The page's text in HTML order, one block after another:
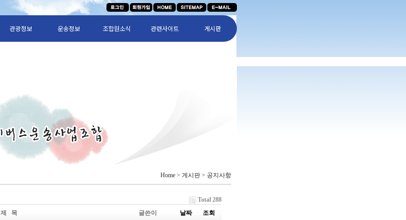
관광정보 운송정보 조합원소식 관련사이트 게시판
Home > 게시판 > 공지사항
Total 288
제 목 글쓴이 날짜 조회